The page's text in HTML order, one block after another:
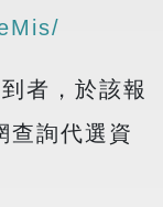
者，於該報
查詢代選資